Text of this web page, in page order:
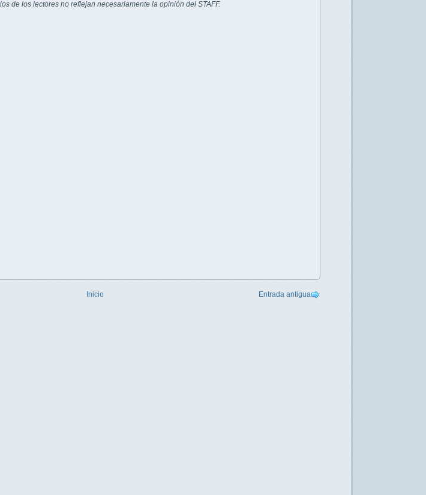
de los lectores no reflejan necesariamente la opinión del STAFF.
Entrada antigua
Inicio